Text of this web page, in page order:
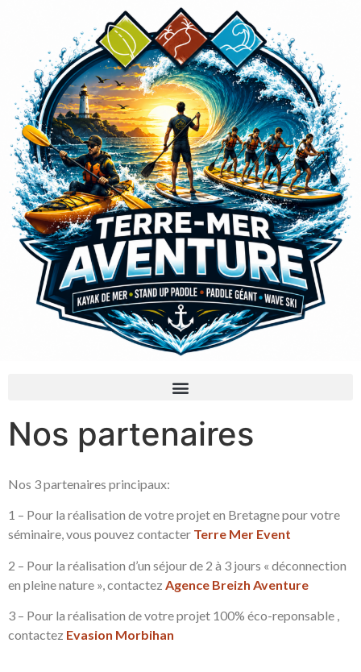
Nos partenaires
Nos 3 partenaires principaux:
1 – Pour la réalisation de votre projet en Bretagne pour votre
séminaire, vous pouvez contacter Terre Mer Event
2 – Pour la réalisation d’un séjour de 2 à 3 jours « déconnection
en pleine nature », contactez Agence Breizh Aventure
3 – Pour la réalisation de votre projet 100% éco-reponsable ,
contactez Evasion Morbihan